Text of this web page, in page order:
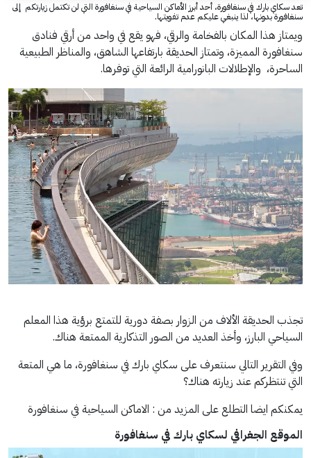
تعد سكاي بارك في سنغافورة، أحد أبرز الأماكن السياحية في سنغافورة التي لن تكتمل زيارتكم إلى
سنغافورة بدونها، لذا ينبغي عليكم عدم تفويتها.
ويمتاز هذا المكان بالفخامة والرقي، فهو يقع في واحد من أرقي فنادق
سنغافورة المميزة، وتمتاز الحديقة بارتفاعها الشاهق، والمناظر الطبيعية
الساحرة، والإطلالات البانورامية الرائعة التي توفرها.
تجذب الحديقة الألاف من الزوار بصفة دورية للتمتع برؤية هذا المعلم
السياحي البارز، وأخذ العديد من الصور التذكارية الممتعة هناك.
وفي التقرير التالي سنتعرف على سكاي بارك في سنغافورة، ما هي المتعة
التي تنتظركم عند زيارته هناك؟
يمكنكم ايضا التطلع على المزيد من : الاماكن السياحية في سنغافورة
الموقع الجغرافي لسكاي بارك في سنغافورة